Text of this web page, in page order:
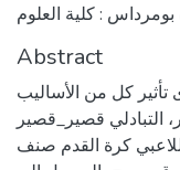
: كلية العلوم
Abstract
كل من الأساليب
التبادلي قصير_قصير،
للاعبي كرة القدم صنف